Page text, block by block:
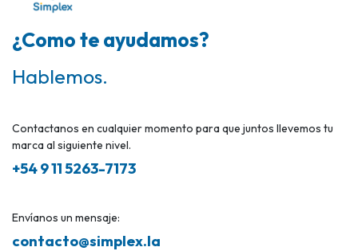
¿Como te ayudamos?
Hablemos.
Contactanos en cualquier momento para que juntos llevemos tu
marca al siguiente nivel.
+54 9 11 5263-7173
Envíanos un mensaje:
contacto@simplex.la